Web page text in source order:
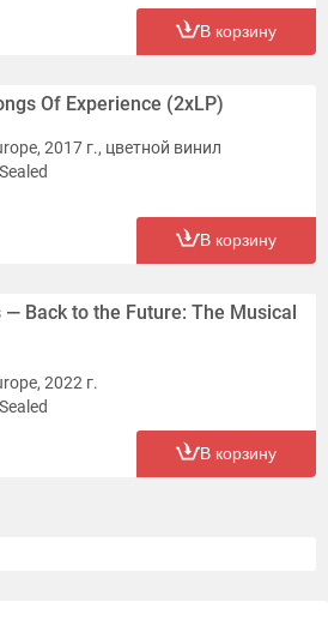
В корзину
Of Experience (2xLP)
2017 г., цветной винил
В корзину
— Back to the Future: The Musical
2022 г.
В корзину